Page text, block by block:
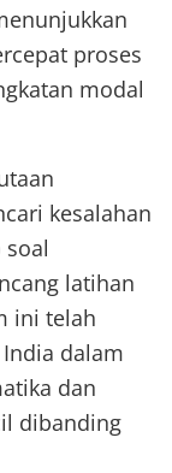
proses
modal
kesalahan
latihan
ini telah
dalam
dan
dibanding